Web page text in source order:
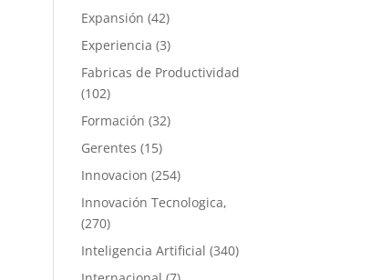
Expansión (42)
Experiencia (3)
Fabricas de Productividad
(102)
Formación (32)
Gerentes (15)
Innovacion (254)
Innovación Tecnologica,
(270)
Inteligencia Artificial (340)